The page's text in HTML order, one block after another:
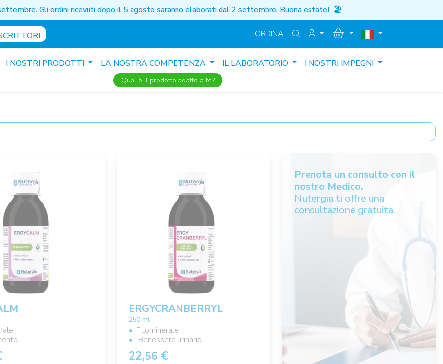
Gli ordini ricevuti dopo il 5 agosto saranno elaborati dal 2 settembre. Buona estate! 🏖️
ORDINA
I NOSTRI PRODOTTI LA NOSTRA COMPETENZA IL LABORATORIO I NOSTRI IMPEGNI
Qual è il prodotto adatto a te?
ERGYCRANBERRYL
250 ml
Fitominerale
Benessere urinario
22,56 €
Prenota un consulto con il
nostro Medico.
Nutergia ti offre una
consultazione gratuita.